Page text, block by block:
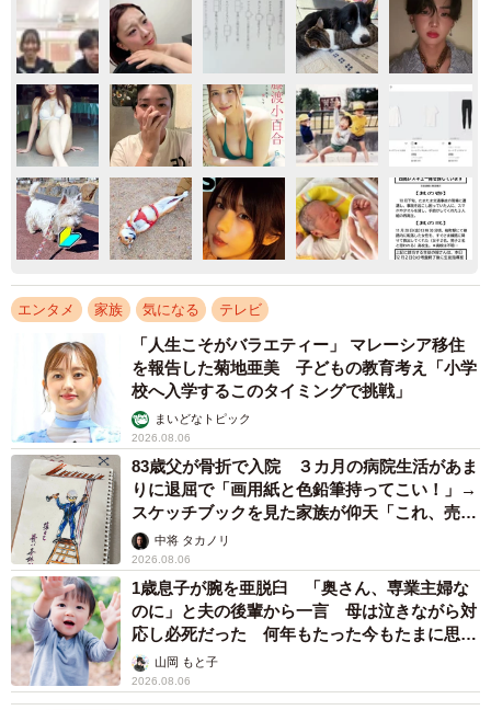
エンタメ 家族 気になる テレビ
「人生こそがバラエティー」 マレーシア移住
を報告した菊地亜美 子どもの教育考え「小学
校へ入学するこのタイミングで挑戦」
まいどなトピック
2026.08.06
83歳父が骨折で入院 ３カ月の病院生活があま
りに退屈で「画用紙と色鉛筆持ってこい！」→
スケッチブックを見た家族が仰天「これ、売れ
ますよ…」
中将 タカノリ
2026.08.06
1歳息子が腕を亜脱臼 「奥さん、専業主婦な
のに」と夫の後輩から一言 母は泣きながら対
応し必死だった 何年もたった今もたまに思い
出し…山岡 もと子
2026.08.06